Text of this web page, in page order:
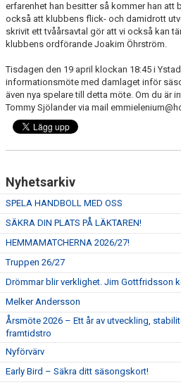
erfarenhet han besitter så kommer han att
också att klubbens flick- och damidrott
skrivit ett tvåårsavtal gör att vi också kan
klubbens ordförande Joakim Öhrström.
Tisdagen den 19 april klockan 18:45 i
informationsmöte med damlaget inför
även nya spelare till detta möte. Om du är
Tommy Sjölander via mail
Nyhetsarkiv
SPELA HANDBOLL MED OSS
SÄKRA DIN PLATS PÅ LÄKTAREN!
HEMMAMATCHERNA 2026/27!
Truppen 26/27
Drömmar blir verklighet. Jim Gottfridsson
Melker Andersson
Årsmöte 2026 – Ett år av utveckling,
framtidstro
Nyförvärv
Early Bird – Säkra ditt säsongskort!